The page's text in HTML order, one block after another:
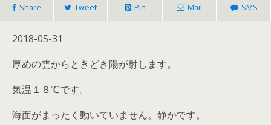
Share Tweet Pin Mail SMS
2018-05-31
厚めの雲からときどき陽が射します。
気温１８℃です。
海面がまったく動いていません。静かです。